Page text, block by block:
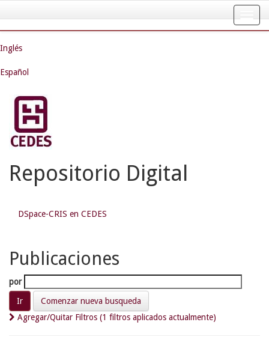
navigation
Inglés
Español
Repositorio Digital
DSpace-CRIS en CEDES
Publicaciones
por
Comenzar nueva busqueda
Agregar/Quitar Filtros (1 filtros aplicados actualmente)